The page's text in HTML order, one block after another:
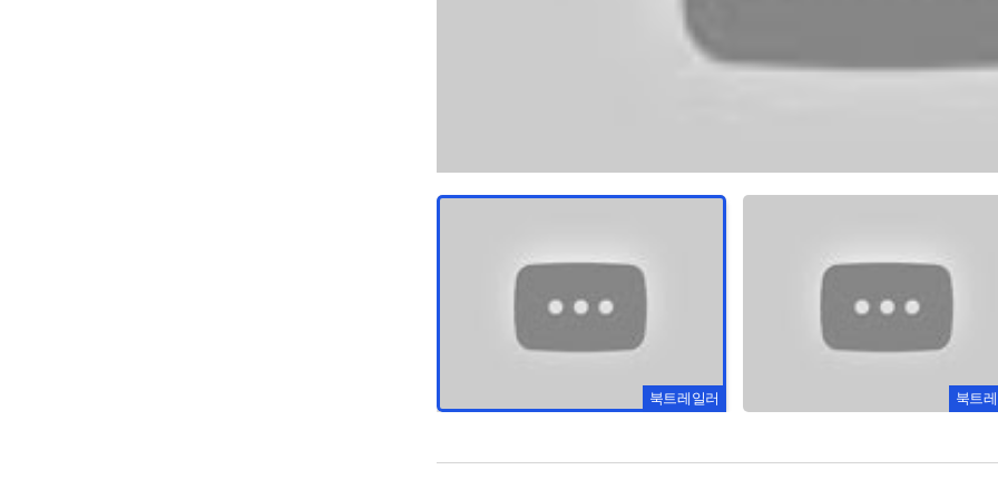
북트레일러 북트